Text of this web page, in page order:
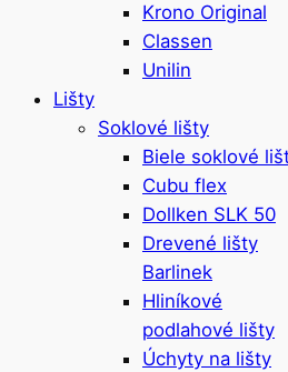
Krono Original
Classen
Unilin
Lišty
Soklové lišty
Biele soklové
Cubu flex
Dollken SLK 50
Drevené lišty
Barlinek
Hliníkové
podlahové lišty
Úchyty na lišty